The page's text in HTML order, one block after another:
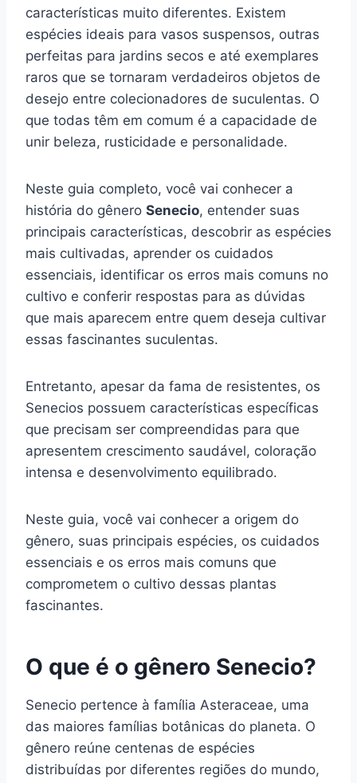
características muito diferentes. Existem
espécies ideais para vasos suspensos, outras
perfeitas para jardins secos e até exemplares
raros que se tornaram verdadeiros objetos de
desejo entre colecionadores de suculentas. O
que todas têm em comum é a capacidade de
unir beleza, rusticidade e personalidade.
Neste guia completo, você vai conhecer a
história do gênero Senecio, entender suas
principais características, descobrir as espécies
mais cultivadas, aprender os cuidados
essenciais, identificar os erros mais comuns no
cultivo e conferir respostas para as dúvidas
que mais aparecem entre quem deseja cultivar
essas fascinantes suculentas.
Entretanto, apesar da fama de resistentes, os
Senecios possuem características específicas
que precisam ser compreendidas para que
apresentem crescimento saudável, coloração
intensa e desenvolvimento equilibrado.
Neste guia, você vai conhecer a origem do
gênero, suas principais espécies, os cuidados
essenciais e os erros mais comuns que
comprometem o cultivo dessas plantas
fascinantes.
O que é o gênero Senecio?
Senecio pertence à família Asteraceae, uma
das maiores famílias botânicas do planeta. O
gênero reúne centenas de espécies
distribuídas por diferentes regiões do mundo,